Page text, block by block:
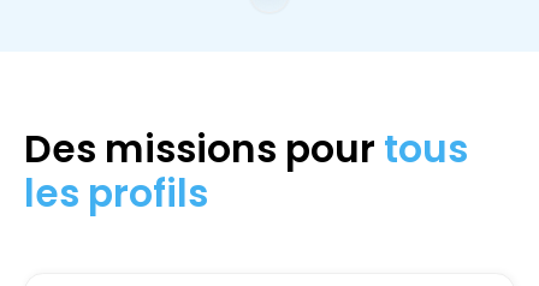
Des missions pour tous
les profils